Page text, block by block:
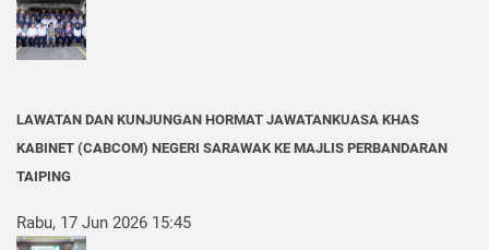
LAWATAN DAN KUNJUNGAN HORMAT JAWATANKUASA KHAS
KABINET (CABCOM) NEGERI SARAWAK KE MAJLIS PERBANDARAN
TAIPING
Rabu, 17 Jun 2026 15:45